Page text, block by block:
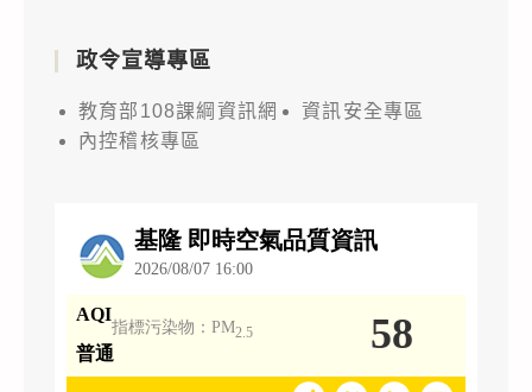
政令宣導專區
教育部108課綱資訊網
資訊安全專區
內控稽核專區